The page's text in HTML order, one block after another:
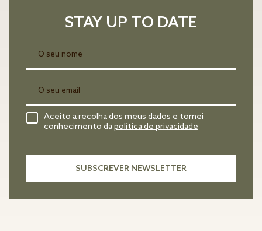
STAY UP TO DATE
Aceito a recolha dos meus dados e tomei
conhecimento dapolítica de privacidade